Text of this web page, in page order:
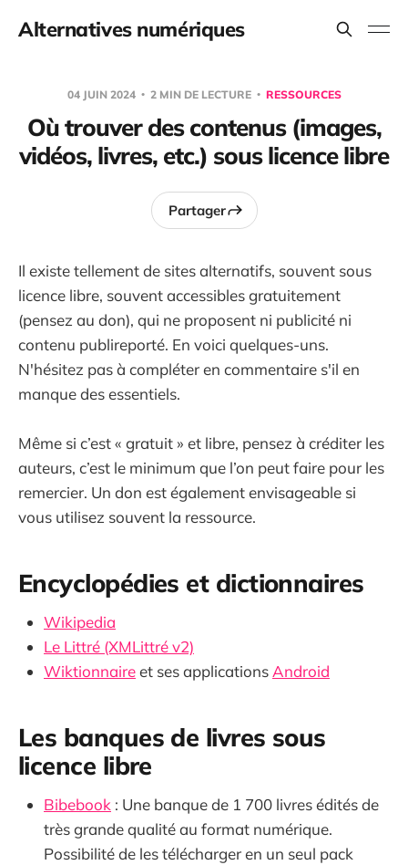
Alternatives numériques
04 JUIN 2024 2 MIN DE LECTURE RESSOURCES
Où trouver des contenus (images,
vidéos, livres, etc.) sous licence libre
Partager
Il existe tellement de sites alternatifs, souvent sous
licence libre, souvent accessibles gratuitement
(pensez au don), qui ne proposent ni publicité ni
contenu publireporté. En voici quelques-uns.
N'hésitez pas à compléter en commentaire s'il en
manque des essentiels.
Même si c’est « gratuit » et libre, pensez à créditer les
auteurs, c’est le minimum que l’on peut faire pour les
remercier. Un don est également envisageable si
vous utilisez souvent la ressource.
Encyclopédies et dictionnaires
Wikipedia
Le Littré (XMLittré v2)
Wiktionnaireet ses applications Android
Les banques de livres sous
licence libre
Bibebook : Une banque de 1 700 livres édités de
très grande qualité au format numérique.
Possibilité de les télécharger en un seul pack